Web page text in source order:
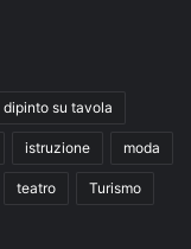
dipinto su tavola
istruzione moda
teatro Turismo